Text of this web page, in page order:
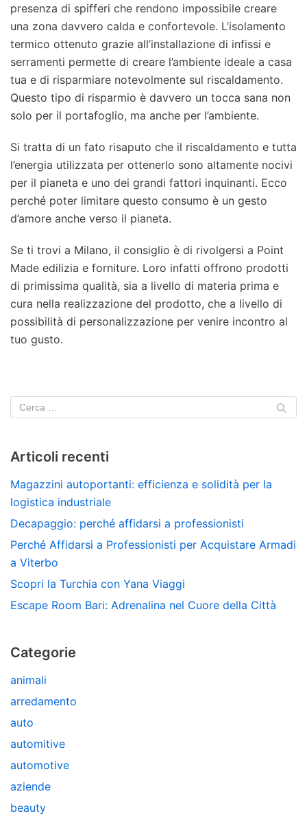
presenza di spifferi che rendono impossibile creare
una zona davvero calda e confortevole. L’isolamento
termico ottenuto grazie all’installazione di infissi e
serramenti permette di creare l’ambiente ideale a casa
tua e di risparmiare notevolmente sul riscaldamento.
Questo tipo di risparmio è davvero un tocca sana non
solo per il portafoglio, ma anche per l’ambiente.
Si tratta di un fato risaputo che il riscaldamento e tutta
l’energia utilizzata per ottenerlo sono altamente nocivi
per il pianeta e uno dei grandi fattori inquinanti. Ecco
perché poter limitare questo consumo è un gesto
d’amore anche verso il pianeta.
Se ti trovi a Milano, il consiglio è di rivolgersi a Point
Made edilizia e forniture. Loro infatti offrono prodotti
di primissima qualità, sia a livello di materia prima e
cura nella realizzazione del prodotto, che a livello di
possibilità di personalizzazione per venire incontro al
tuo gusto.
Articoli recenti
Magazzini autoportanti: efficienza e solidità per la
logistica industriale
Decapaggio: perché affidarsi a professionisti
Perché Affidarsi a Professionisti per Acquistare Armadi
a Viterbo
Scopri la Turchia con Yana Viaggi
Escape Room Bari: Adrenalina nel Cuore della Città
Categorie
animali
arredamento
auto
automitive
automotive
aziende
beauty